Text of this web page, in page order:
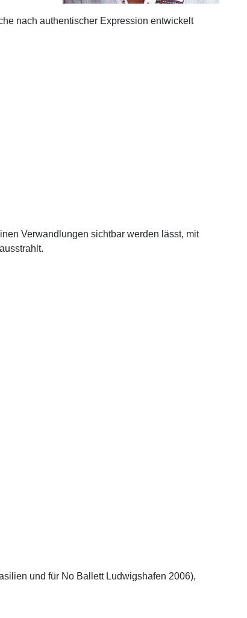
nach authentischer Expression entwickelt
Verwandlungen sichtbar werden lässt, mit
und für No Ballett Ludwigshafen 2006),